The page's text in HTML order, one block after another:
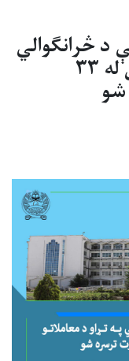
د څرانګوالي
په تړاو د معاملاتو لارښوونې له ۳۳
شو